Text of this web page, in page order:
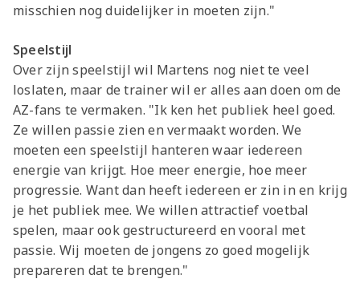
misschien nog duidelijker in moeten zijn."
Speelstijl
Over zijn speelstijl wil Martens nog niet te veel
loslaten, maar de trainer wil er alles aan doen om de
AZ-fans te vermaken. "Ik ken het publiek heel goed.
Ze willen passie zien en vermaakt worden. We
moeten een speelstijl hanteren waar iedereen
energie van krijgt. Hoe meer energie, hoe meer
progressie. Want dan heeft iedereen er zin in en krijg
je het publiek mee. We willen attractief voetbal
spelen, maar ook gestructureerd en vooral met
passie. Wij moeten de jongens zo goed mogelijk
prepareren dat te brengen."